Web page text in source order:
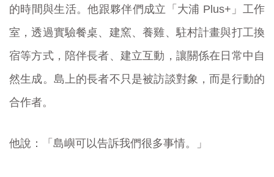
的時間與生活。他跟夥伴們成立「大浦 Plus+」工作
室，透過實驗餐桌、建窯、養雞、駐村計畫與打工換
宿等方式，陪伴長者、建立互動，讓關係在日常中自
然生成。島上的長者不只是被訪談對象，而是行動的
合作者。
他說：「島嶼可以告訴我們很多事情。」